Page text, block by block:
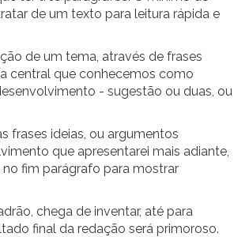
de um texto para leitura rápida e
de um tema, através de frases
central que conhecemos como
- sugestão ou duas, ou
frases ideias, ou argumentos
que apresentarei mais adiante,
fim parágrafo para mostrar
chega de inventar, até para
final da redação será primoroso.